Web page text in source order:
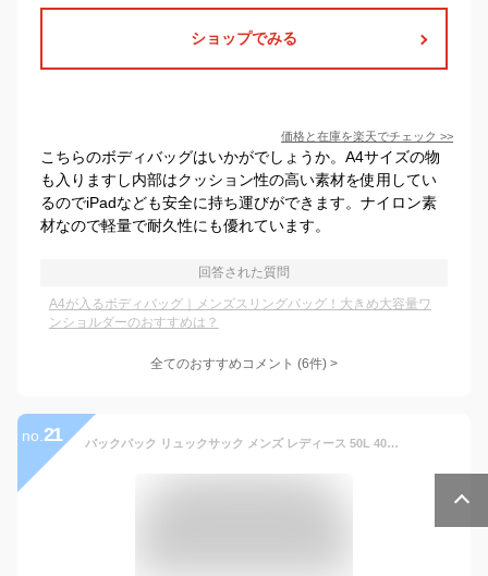
ショップでみる
価格と在庫を楽天でチェック >>
こちらのボディバッグはいかがでしょうか。A4サイズの物
も入りますし内部はクッション性の高い素材を使用してい
るのでiPadなども安全に持ち運びができます。ナイロン素
材なので軽量で耐久性にも優れています。
回答された質問
A4が入るボディバッグ｜メンズスリングバッグ！大きめ大容量ワ
ンショルダーのおすすめは？
全てのおすすめコメント (6件) >
no. 21 バックパック リュックサック メンズ レディース 50L 40L 大容量 3Way 防災 アウトドア 登山リュック 遠足 旅行 出張 人気 高品質 カバン 多機能 ティパック リュック ビジネスリュック 大きい 自転車 プレゼント ギフト 送料無料